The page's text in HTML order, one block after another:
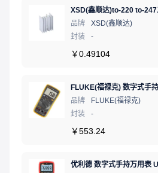
品牌
XSD(鑫顺达)
封装
-
￥0.49104
品牌
FLUKE(福禄克)
封装
-
￥553.24